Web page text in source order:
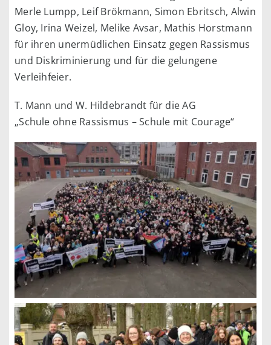
Merle Lumpp, Leif Brökmann, Simon Ebritsch, Alwin
Gloy, Irina Weizel, Melike Avsar, Mathis Horstmann
für ihren unermüdlichen Einsatz gegen Rassismus
und Diskriminierung und für die gelungene
Verleihfeier.
T. Mann und W. Hildebrandt für die AG
„Schule ohne Rassismus – Schule mit Courage“